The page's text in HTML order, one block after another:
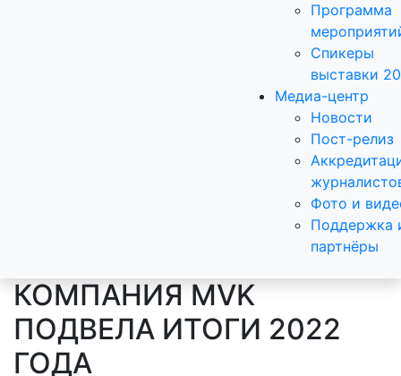
Программа
Спикеры
выставки
Медиа-центр
Новости
Пост-релиз
Фото и
Поддержка
партнёры
КОМПАНИЯ MVK
ПОДВЕЛА ИТОГИ 2022
ГОДА